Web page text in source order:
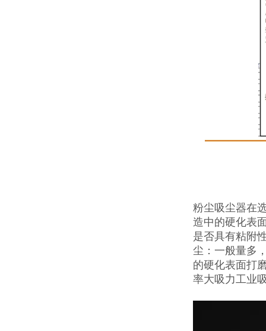
粉尘吸尘器在
造中的硬化表
是否具有粘附
尘：一般量多
的硬化表面打
率大吸力工业